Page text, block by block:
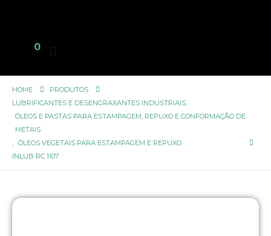
0
HOME
PRODUTOS
LUBRIFICANTES E DESENGRAXANTES INDUSTRIAIS,
ÓLEOS E PASTAS PARA ESTAMPAGEM, REPUXO E CONFORMAÇÃO DE
METAIS
, ÓLEOS VEGETAIS PARA ESTAMPAGEM E REPUXO
INLUB RC 1107